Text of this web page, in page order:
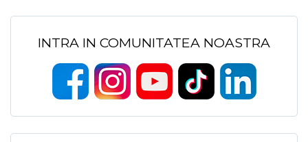
INTRA IN COMUNITATEA NOASTRA